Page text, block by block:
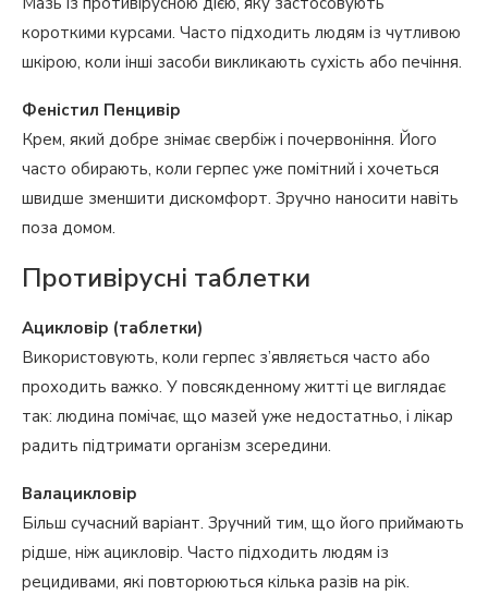
короткими курсами. Часто підходить людям із чутливою
шкірою, коли інші засоби викликають сухість або печіння.
Феністил Пенцивір
Крем, який добре знімає свербіж і почервоніння. Його
часто обирають, коли герпес уже помітний і хочеться
швидше зменшити дискомфорт. Зручно наносити навіть
поза домом.
Противірусні таблетки
Ацикловір (таблетки)
Використовують, коли герпес з’являється часто або
проходить важко. У повсякденному житті це виглядає
так: людина помічає, що мазей уже недостатньо, і лікар
радить підтримати організм зсередини.
Валацикловір
Більш сучасний варіант. Зручний тим, що його приймають
рідше, ніж ацикловір. Часто підходить людям із
рецидивами, які повторюються кілька разів на рік.